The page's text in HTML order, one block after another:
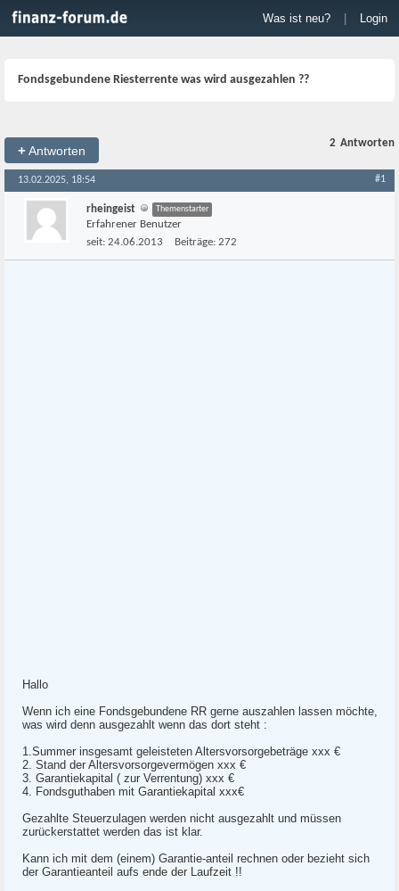
Was ist neu? Login
Fondsgebundene Riesterrente was wird ausgezahlen ??
+Antworten
2 Antworten
13.02.2025, 18:54 #1
rheingeist Themenstarter
Erfahrener Benutzer
seit: 24.06.2013 Beiträge: 272
Hallo
Wenn ich eine Fondsgebundene RR gerne auszahlen lassen möchte,
was wird denn ausgezahlt wenn das dort steht :
1.Summer insgesamt geleisteten Altersvorsorgebeträge xxx €
2. Stand der Altersvorsorgevermögen xxx €
3. Garantiekapital ( zur Verrentung) xxx €
4. Fondsguthaben mit Garantiekapital xxx€
Gezahlte Steuerzulagen werden nicht ausgezahlt und müssen
zurückerstattet werden das ist klar.
Kann ich mit dem (einem) Garantie-anteil rechnen oder bezieht sich
der Garantieanteil aufs ende der Laufzeit !!